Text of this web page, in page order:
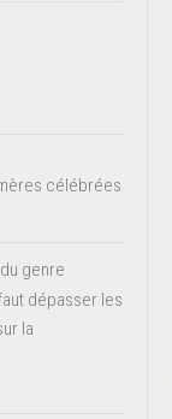
célébrées
genre
dépasser les
la